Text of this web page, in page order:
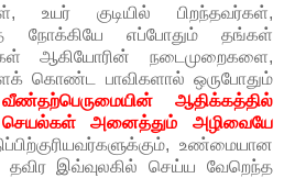
குடியில் பிறந்தவர்கள்,
நோக்கியே எப்போதும் தங்கள்
ஆகியோரின் நடைமுறைகளை,
கொண்ட பாவிகளால் ஒருபோதும்
வீண்தற்பெருமையின் ஆதிக்கத்தில்
செயல்கள் அனைத்தும் அழிவையே
உண்மையான
இவ்வுலகில் செய்ய வேறெந்த